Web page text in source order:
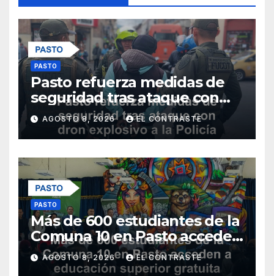
PASTO
Pasto refuerza medidas de
seguridad tras ataque con
dron explosivo a la Policía
Metropolitana
AGOSTO 8, 2026 EL CONTRASTE
PASTO
Más de 600 estudiantes de la
Comuna 10 en Pasto acceden
a educación superior gratuita
con nuevos programas
AGOSTO 8, 2026 EL CONTRASTE